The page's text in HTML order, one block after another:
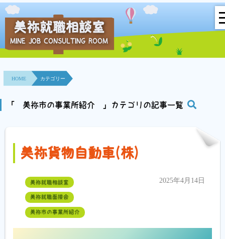
事業所紹介
利用者の声
求人情報検索
美祢就職相談室
MINE JOB CONSULTING ROOM
HOME カテゴリー
「 美祢市の事業所紹介 」カテゴリの記事一覧
美祢貨物自動車(株)
美祢就職相談室
美祢就職面接会
美祢市の事業所紹介
2025年4月14日